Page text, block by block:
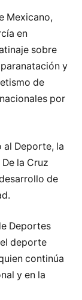
Mexicano,
en
sobre
y
de
por
al Deporte, la
la Cruz
de
Deportes
deporte
continúa
y en la